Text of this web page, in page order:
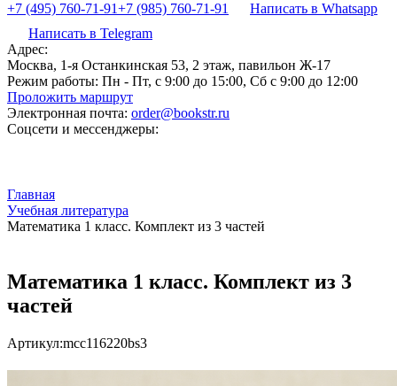
+7 (495) 760-71-91+7 (985) 760-71-91
Написать в Whatsapp
Написать в Telegram
Адрес:
Москва, 1-я Останкинская 53, 2 этаж, павильон Ж-17
Режим работы: Пн - Пт, с 9:00 до 15:00, Сб с 9:00 до 12:00
Проложить маршрут
Электронная почта: order@bookstr.ru
Соцсети и мессенджеры:
Главная
Учебная литература
Математика 1 класс. Комплект из 3 частей
Математика 1 класс. Комплект из 3
частей
Артикул:mcc116220bs3